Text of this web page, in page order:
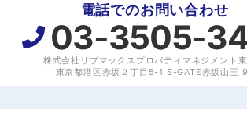
電話でのお問い合わせ
03-3505-
株式会社リブマックスプロパティマネジメント
東京都港区赤坂２丁目5-1 S-GATE赤坂山王